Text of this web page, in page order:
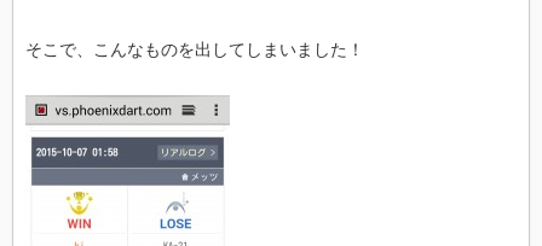
そこで、こんなものを出してしまいました！